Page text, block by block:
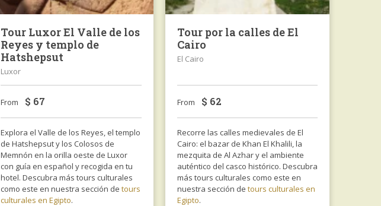
Tour Luxor El Valle de los
Reyes y templo de
Hatshepsut
Luxor
From $ 67
Explora el Valle de los Reyes, el templo
de Hatshepsut y los Colosos de
Memnón en la orilla oeste de Luxor
con guía en español y recogida en tu
hotel. Descubra más tours culturales
como este en nuestra sección de tours
culturales en Egipto.
Tour por la calles de El
Cairo
El Cairo
From $ 62
Recorre las calles medievales de El
Cairo: el bazar de Khan El Khalili, la
mezquita de Al Azhar y el ambiente
auténtico del casco histórico. Descubra
más tours culturales como este en
nuestra sección de tours culturales en
Egipto.